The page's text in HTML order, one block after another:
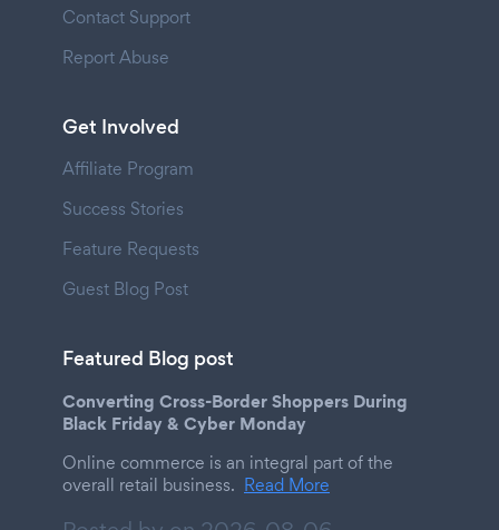
Contact Support
Report Abuse
Get Involved
Affiliate Program
Success Stories
Feature Requests
Guest Blog Post
Featured Blog post
Converting Cross-Border Shoppers During
Black Friday & Cyber Monday
Online commerce is an integral part of the
overall retail business. Read More